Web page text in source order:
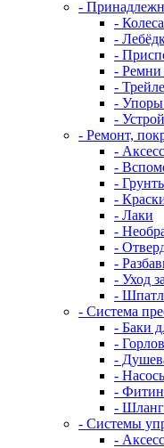
-
- Колеса
-
-
- Ремни
-
-
-
- Ремонт,
-
-
-
-
- Лаки
-
-
-
- Уход
-
- Система
- Баки
-
-
-
-
-
- Системы
-